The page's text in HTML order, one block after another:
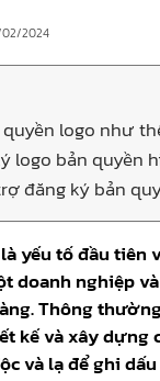
02/2024
quyền logo như
logo bản quyền
đăng ký bản
yếu tố đầu tiên
doanh nghiệp
Thông
kế và xây dựng
và lạ để ghi